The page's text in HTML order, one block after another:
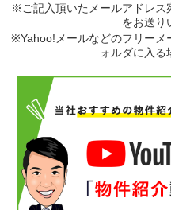
※ご記入頂いたメールアドレス
をお送り
※Yahoo!メールなどのフリーメ
ォルダに入る